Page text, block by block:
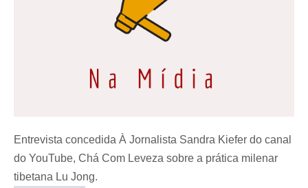
Entrevista concedida À Jornalista Sandra Kiefer do canal
do YouTube, Chá Com Leveza sobre a prática milenar
tibetana Lu Jong.